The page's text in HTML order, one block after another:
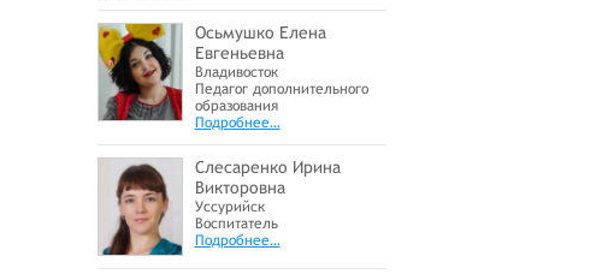
Осьмушко Елена
Евгеньевна
Владивосток
Педагог дополнительного
образования
Подробнее…
Слесаренко Ирина
Викторовна
Уссурийск
Воспитатель
Подробнее…